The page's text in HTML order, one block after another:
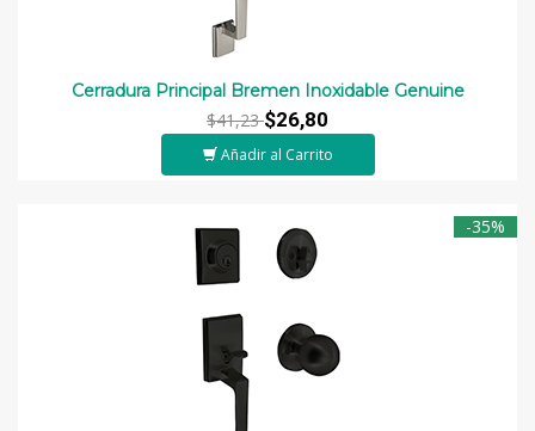
Cerradura Principal Bremen Inoxidable Genuine
$41,23$26,80
Añadir al Carrito
-35%